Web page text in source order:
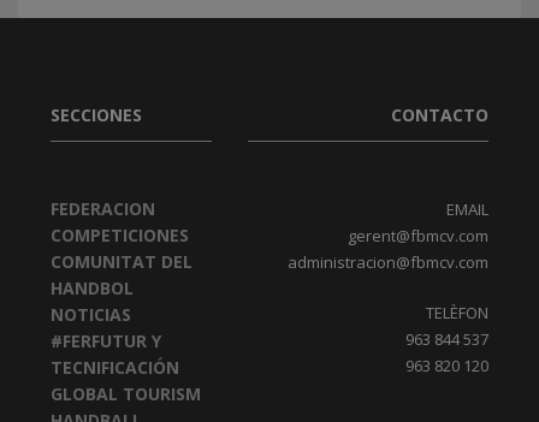
SECCIONES
FEDERACION
COMPETICIONES
COMUNITAT DEL
HANDBOL
NOTICIAS
#FERFUTUR Y
TECNIFICACIÓN
GLOBAL TOURISM
CONTACTO
EMAIL
gerent@fbmcv.com
administracion@fbmcv.com
TELÈFON
963 844 537
963 820 120